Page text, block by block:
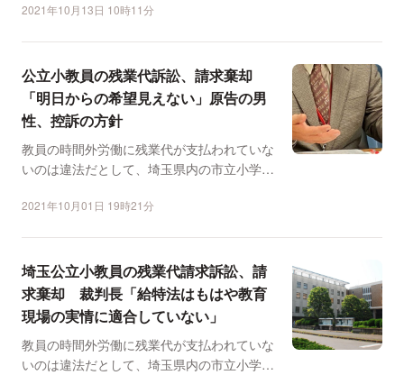
2021年10月13日 10時11分
公立小教員の残業代訴訟、請求棄却
「明日からの希望見えない」原告の男
性、控訴の方針
教員の時間外労働に残業代が支払われていな
いのは違法だとして、埼玉県内の市立小学校
2021年10月01日 19時21分
埼玉公立小教員の残業代請求訴訟、請
求棄却 裁判長「給特法はもはや教育
現場の実情に適合していない」
教員の時間外労働に残業代が支払われていな
いのは違法だとして、埼玉県内の市立小学校